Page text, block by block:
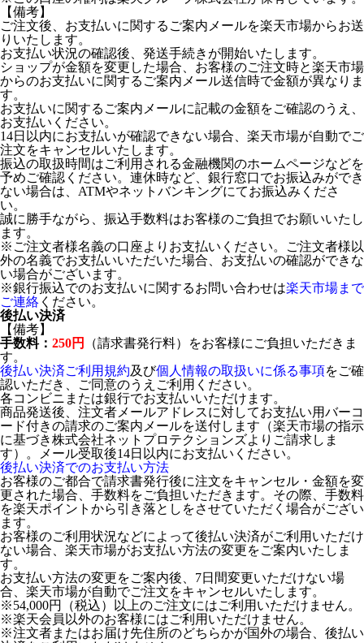
【備考】
ご注文後、お支払いに関するご案内メールを楽天市場からお送
りいたします。
お支払い状況の確認後、発送手続きが開始いたします。
ショップが金額を変更した場合、お客様のご注文時と楽天市場
からのお支払いに関するご案内メール送信時で金額が異なりま
す。
お支払いに関するご案内メールに記載の金額をご確認のうえ、
お支払いください。
14日以内にお支払いが確認できない場合、楽天市場が自動でご
注文をキャンセルいたします。
振込の取扱時間はご利用される金融機関のホームページなどを
予めご確認ください。連休時など、銀行窓口でお振込みができ
ない場合は、ATMやネットバンキングにてお振込みくださ
い。
誠に勝手ながら、振込手数料はお客様のご負担でお願いいたし
ます。
※ご注文者様名義の口座よりお支払いください。ご注文者様以
外の名義でお支払いいただいた場合、お支払いの確認ができな
い場合がございます。
※銀行振込でのお支払いに関するお問い合わせは楽天市場まで
ご連絡 ください。
後払い決済
【備考】
手数料： 250円
（請求書発行料）をお客様にご負担いただきま
す。
後払い決済ご利用規約及び個人情報の取扱いに係る事項をご確
認いただき、ご同意のうえご利用ください。
各コンビニまたは銀行でお支払いいただけます。
商品発送後、注文者メールアドレスに対してお支払い用バーコ
ード付きの請求のご案内メールを送付します（楽天市場の指示
に基づき株式会社ネットプロテクションズよりご請求しま
す）。メール受取後14日以内にお支払いください。
後払い決済でのお支払い方法
お客様のご都合で請求書発行後に注文をキャンセル・金額を変
更された場合、手数料をご負担いただきます。その際、手数料
を楽天ポイントから引き落としをさせていただく場合がござい
ます。
お客様のご利用状況などによって後払い決済がご利用いただけ
ない場合、楽天市場がお支払い方法の変更をご案内いたしま
す。
お支払い方法の変更をご案内後、7日間変更いただけない場
合、楽天市場が自動でご注文をキャンセルいたします。
※54,000円（税込）以上のご注文にはご利用いただけません。
※楽天会員以外のお客様にはご利用いただけません。
※注文者またはお届け先住所のどちらかが国外の場合、後払い